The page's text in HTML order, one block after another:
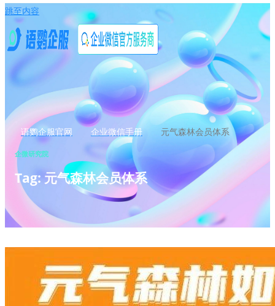
跳至内容
语鹦企服官网 企业微信手册 元气森林会员体系
企微研究院
Tag: 元气森林会员体系